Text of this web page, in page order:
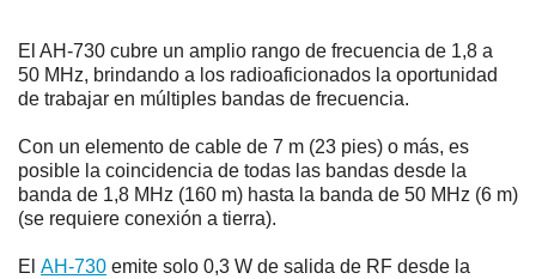
El AH-730 cubre un amplio rango de frecuencia de 1,8 a
50 MHz, brindando a los radioaficionados la oportunidad
de trabajar en múltiples bandas de frecuencia.
Con un elemento de cable de 7 m (23 pies) o más, es
posible la coincidencia de todas las bandas desde la
banda de 1,8 MHz (160 m) hasta la banda de 50 MHz (6 m)
(se requiere conexión a tierra).
El AH-730 emite solo 0,3 W de salida de RF desde la